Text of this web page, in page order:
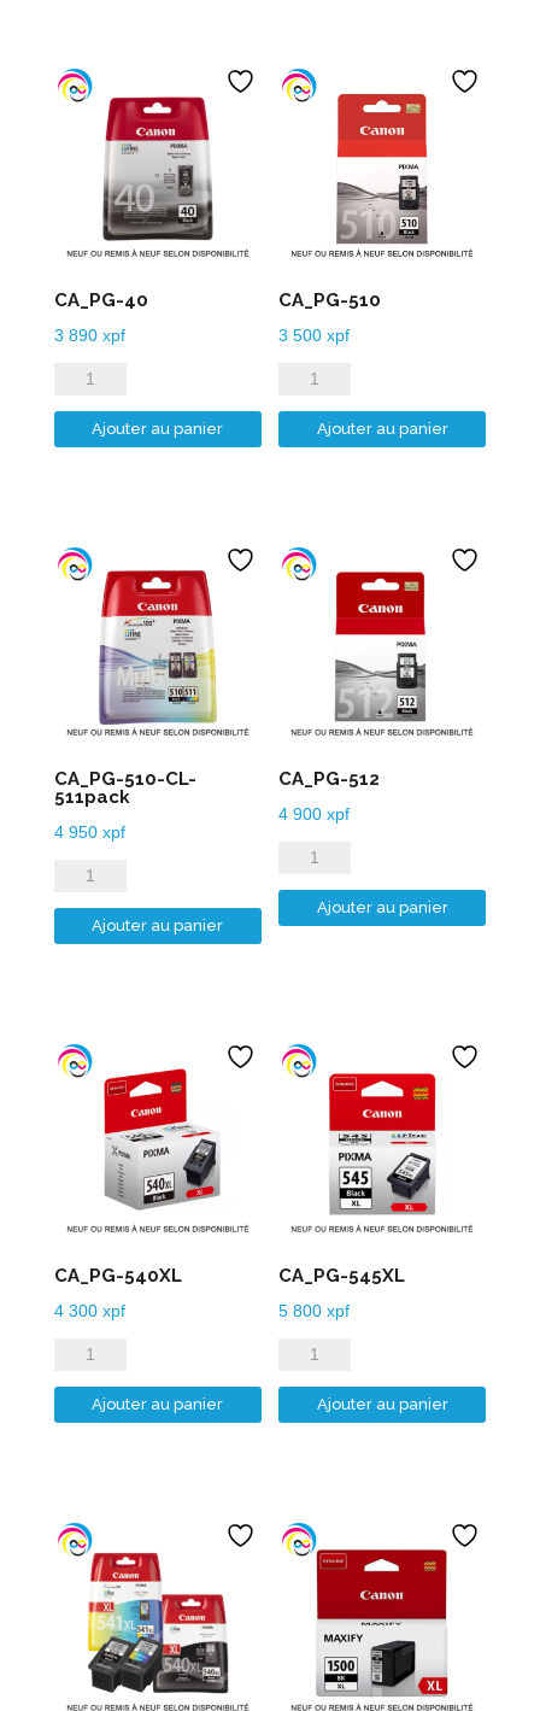
CA_PG-40
3 890 xpf
quantité
de
CA_PG-
Ajouter au panier
CA_PG-510
3 500xpf
quantité
de
CA_PG-
Ajouter au panier
CA_PG-510-CL-
511pack
4 950 xpf
quantité
de
CA_PG-
Ajouter au panier
CA_PG-512
4 900xpf
quantité
de
CA_PG-
Ajouter au panier
CA_PG-540XL
4 300 xpf
quantité
de
CA_PG-
Ajouter au panier
CA_PG-545XL
5 800xpf
quantité
de
CA_PG-
Ajouter au panier